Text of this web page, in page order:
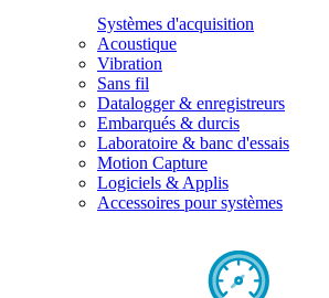
Systèmes d'acquisition
Acoustique
Vibration
Sans fil
Datalogger & enregistreurs
Embarqués & durcis
Laboratoire & banc d'essais
Motion Capture
Logiciels & Applis
Accessoires pour systèmes